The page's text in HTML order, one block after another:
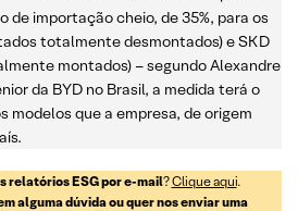
de importação cheio, de 35%, para os
totalmente desmontados) e SKD
montados) – segundo Alexandre
da BYD no Brasil, a medida terá o
modelos que a empresa, de origem
relatórios ESG por e-mail?Clique aqui.
alguma dúvida ou quer nos enviar uma